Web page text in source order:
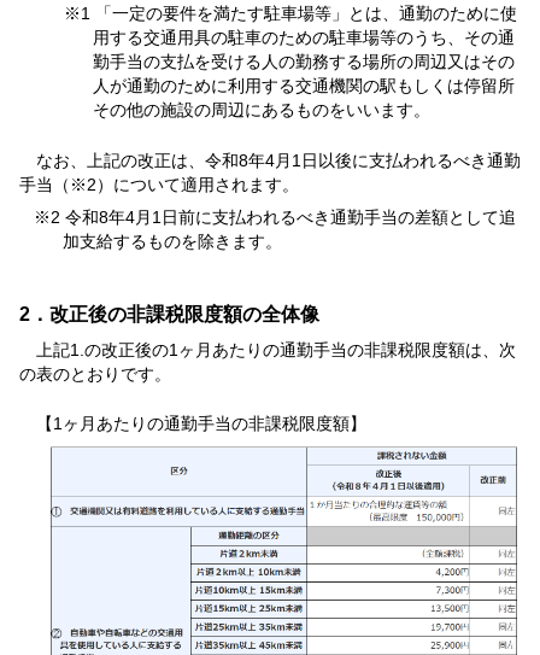
※1 「一定の要件を満たす駐車場等」とは、通勤のために使
用する交通用具の駐車のための駐車場等のうち、その通
勤手当の支払を受ける人の勤務する場所の周辺又はその
人が通勤のために利用する交通機関の駅もしくは停留所
その他の施設の周辺にあるものをいいます。
なお、上記の改正は、令和8年4月1日以後に支払われるべき通勤
手当（※2）について適用されます。
※2 令和8年4月1日前に支払われるべき通勤手当の差額として追
加支給するものを除きます。
2．改正後の非課税限度額の全体像
上記1.の改正後の1ヶ月あたりの通勤手当の非課税限度額は、次
の表のとおりです。
【1ヶ月あたりの通勤手当の非課税限度額】